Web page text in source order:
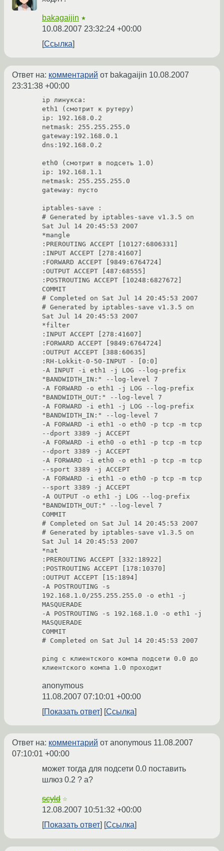
bakagaijin ★
10.08.2007 23:32:24 +00:00
Ссылка
Ответ на: комментарий от bakagaijin 10.08.2007
23:31:38 +00:00
ip линукса:
eth1 (смотрит к рутеру)
ip: 192.168.0.2
netmask: 255.255.255.0
gateway:192.168.0.1
dns:192.168.0.2
eth0 (смотрит в подсеть 1.0)
ip: 192.168.1.1
netmask: 255.255.255.0
gateway: пусто
iptables-save :
# Generated by iptables-save v1.3.5 on
Sat Jul 14 20:45:53 2007
*mangle
:PREROUTING ACCEPT [10127:6806331]
:INPUT ACCEPT [278:41607]
:FORWARD ACCEPT [9849:6764724]
:OUTPUT ACCEPT [487:68555]
:POSTROUTING ACCEPT [10248:6827672]
COMMIT
# Completed on Sat Jul 14 20:45:53 2007
# Generated by iptables-save v1.3.5 on
Sat Jul 14 20:45:53 2007
*filter
:INPUT ACCEPT [278:41607]
:FORWARD ACCEPT [9849:6764724]
:OUTPUT ACCEPT [388:60635]
:RH-Lokkit-0-50-INPUT - [0:0]
-A INPUT -i eth1 -j LOG --log-prefix
"BANDWIDTH_IN:" --log-level 7
-A FORWARD -o eth1 -j LOG --log-prefix
"BANDWIDTH_OUT:" --log-level 7
-A FORWARD -i eth1 -j LOG --log-prefix
"BANDWIDTH_IN:" --log-level 7
-A FORWARD -i eth1 -o eth0 -p tcp -m tcp
--dport 3389 -j ACCEPT
-A FORWARD -i eth0 -o eth1 -p tcp -m tcp
--dport 3389 -j ACCEPT
-A FORWARD -i eth0 -o eth1 -p tcp -m tcp
--sport 3389 -j ACCEPT
-A FORWARD -i eth1 -o eth0 -p tcp -m tcp
--sport 3389 -j ACCEPT
-A OUTPUT -o eth1 -j LOG --log-prefix
"BANDWIDTH_OUT:" --log-level 7
COMMIT
# Completed on Sat Jul 14 20:45:53 2007
# Generated by iptables-save v1.3.5 on
Sat Jul 14 20:45:53 2007
*nat
:PREROUTING ACCEPT [332:18922]
:POSTROUTING ACCEPT [178:10370]
:OUTPUT ACCEPT [15:1894]
-A POSTROUTING -s
192.168.1.0/255.255.255.0 -o eth1 -j
MASQUERADE
-A POSTROUTING -s 192.168.1.0 -o eth1 -j
MASQUERADE
COMMIT
# Completed on Sat Jul 14 20:45:53 2007
ping с клиентского компа подсети 0.0 до
клиентского компа 1.0 проходит
anonymous
11.08.2007 07:10:01 +00:00
Показать ответ
Ссылка
Ответ на: комментарий от anonymous 11.08.2007
07:10:01 +00:00
может тогда для подсети 0.0 поставить
шлюз 0.2 ? а?
scyld ☆
12.08.2007 10:51:32 +00:00
Показать ответ
Ссылка